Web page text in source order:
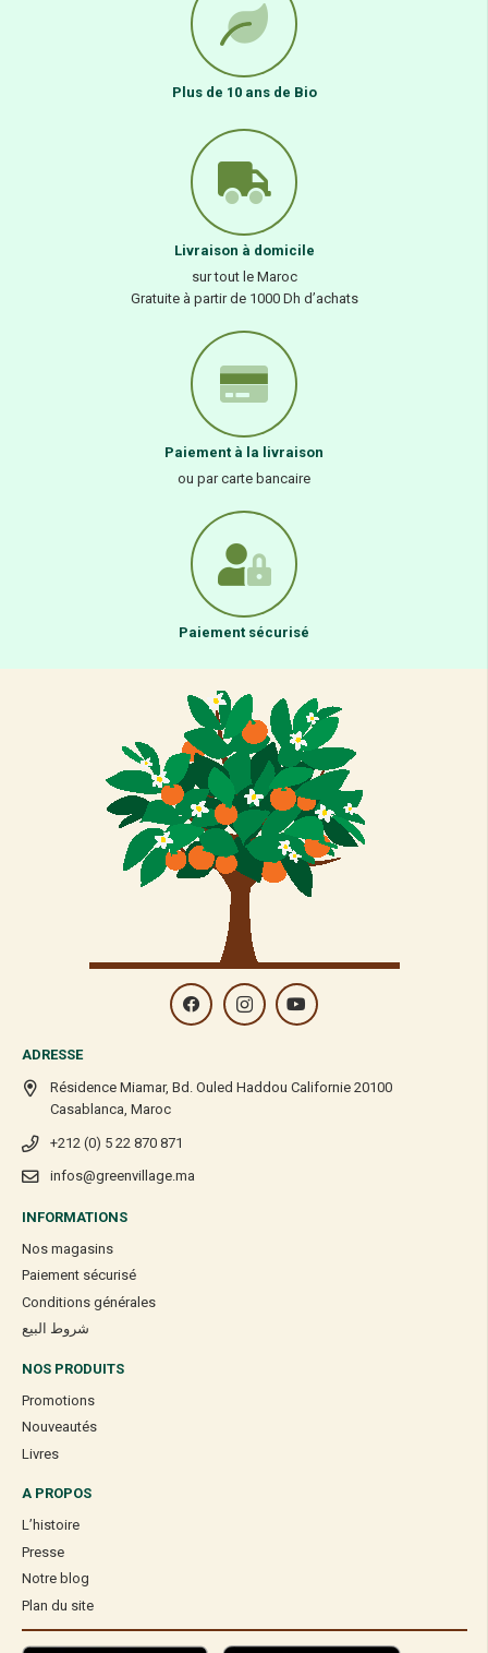
Plus de 10 ans de Bio
Livraison à domicile
sur tout le Maroc
Gratuite à partir de 1000 Dh d’achats
Paiement à la livraison
ou par carte bancaire
Paiement sécurisé
ADRESSE
Résidence Miamar, Bd. Ouled Haddou Californie 20100
Casablanca, Maroc
+212 (0) 5 22 870 871
infos@greenvillage.ma
INFORMATIONS
Nos magasins
Paiement sécurisé
Conditions générales
شروط البيع
NOS PRODUITS
Promotions
Nouveautés
Livres
A PROPOS
L’histoire
Presse
Notre blog
Plan du site